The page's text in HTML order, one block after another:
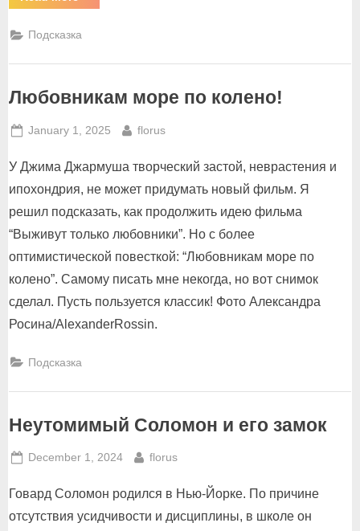
на
чертик
Подсказка
Любовникам море по колено!
Posted
January 1, 2025 By
florus
У Джима Джармуша творческий застой, неврастения и
ипохондрия, не может придумать новый фильм. Я
решил подсказать, как продолжить идею фильма
“Выживут только любовники”. Но с более
оптимистической повесткой: “Любовникам море по
колено”. Самому писать мне некогда, но вот снимок
сделал. Пусть пользуется классик! Фото Александра
Росина/AlexanderRossin.
Подсказка
Неутомимый Соломон и его замок
Posted
December 1, 2024 By
florus
Говард Соломон родился в Нью-Йорке. По причине
отсутствия усидчивости и дисциплины, в школе он